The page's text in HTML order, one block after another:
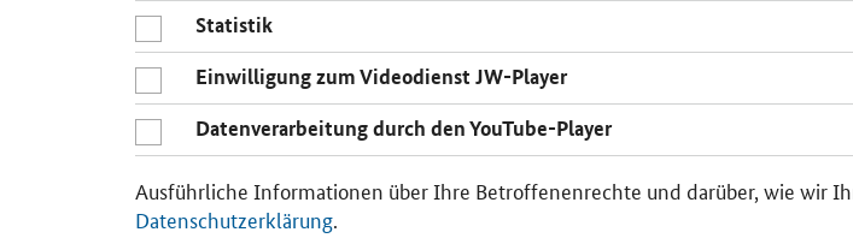
Statistik
Einwilligung zum Videodienst JW-Player
Datenverarbeitung durch den YouTube-Player
Ausführliche Informationen über Ihre Betroffenenrechte und darüber, wie wir
Datenschutzerklärung.